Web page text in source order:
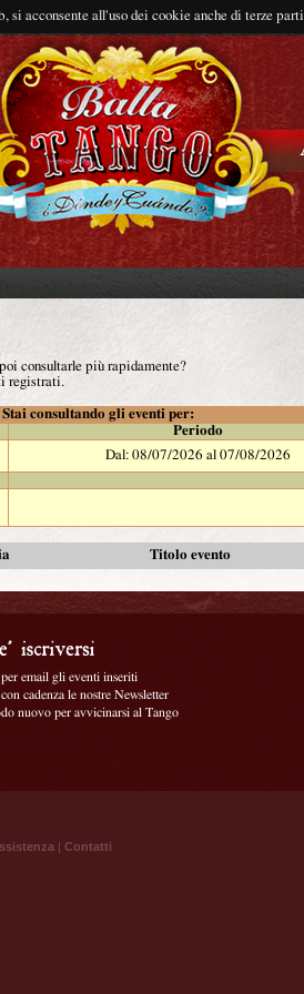
si acconsente all'uso dei cookie anche di terze parti
consultarle più rapidamente?
registrati.
Stai consultando gli eventi per:
Periodo
Dal: 08/07/2026 al 07/08/2026
Titolo evento
email gli eventi inseriti
cadenza le nostre Newsletter
nuovo per avvicinarsi al Tango
| Contatti